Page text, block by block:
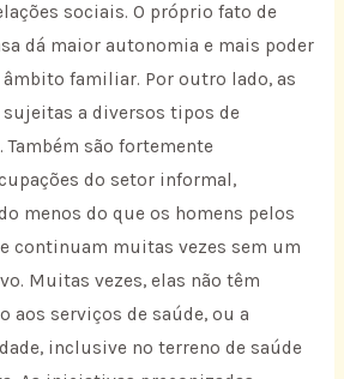
sociais. O próprio fato de
dá maior autonomia e mais poder
familiar. Por outro lado, as
a diversos tipos de
são fortemente
do setor informal,
menos do que os homens pelos
continuam muitas vezes sem um
Muitas vezes, elas não têm
aos serviços de saúde, ou a
inclusive no terreno de saúde